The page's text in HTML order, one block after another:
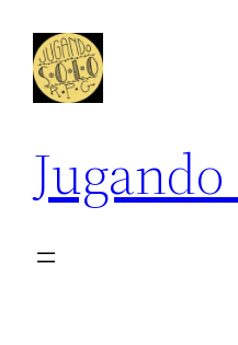
contenido
Jugando